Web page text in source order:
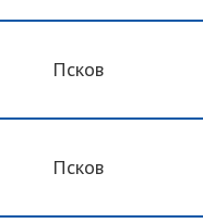
Псков
Псков